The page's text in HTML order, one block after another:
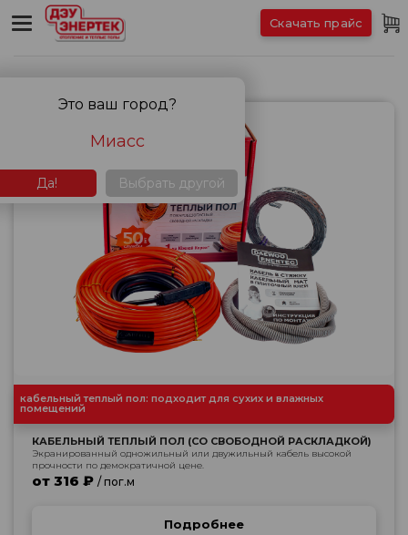
Кабельные теплые полы
кабельный теплый пол: подходит для сухих и влажных
помещений
КАБЕЛЬНЫЙ ТЕПЛЫЙ ПОЛ (СО СВОБОДНОЙ РАСКЛАДКОЙ)
Экранированный одножильный или двужильный кабель высокой
прочности по демократичной цене.
от 316 ₽ / пог.м
Подробнее
Скачать прайс
Это ваш город?
Миасс
Да! Выбрать другой